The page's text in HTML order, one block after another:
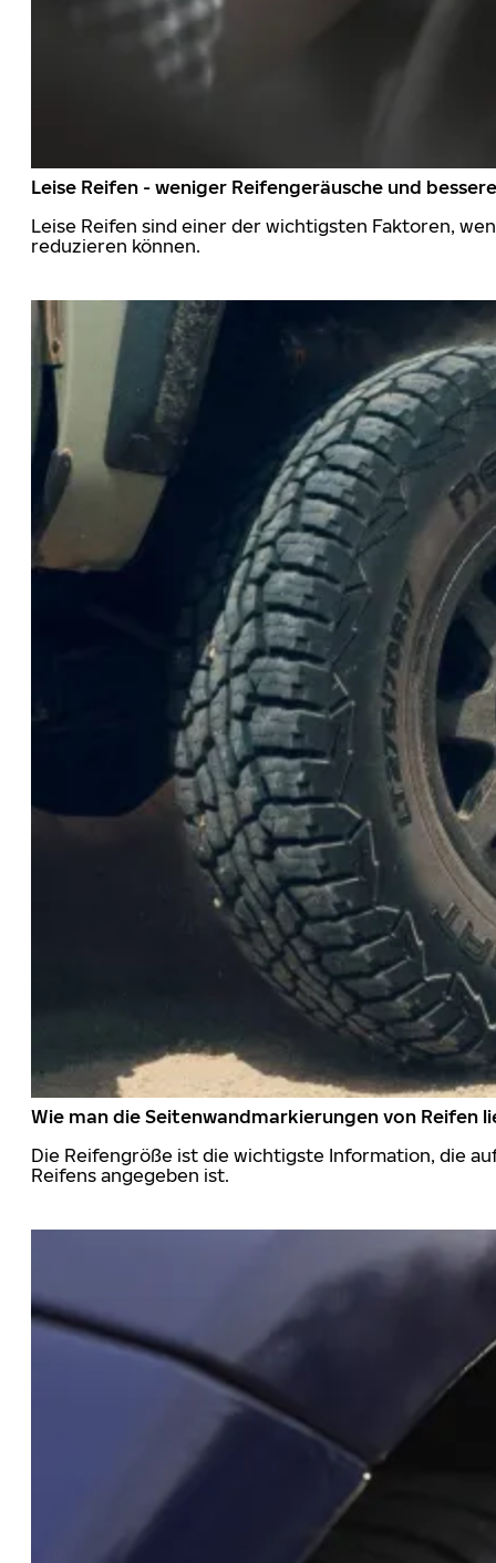
Leise Reifen - weniger Reifengeräusche und
Leise Reifen sind einer der wichtigsten Faktoren,
reduzieren können.
Wie man die Seitenwandmarkierungen von Reifen
Die Reifengröße ist die wichtigste Information, die
Reifens angegeben ist.